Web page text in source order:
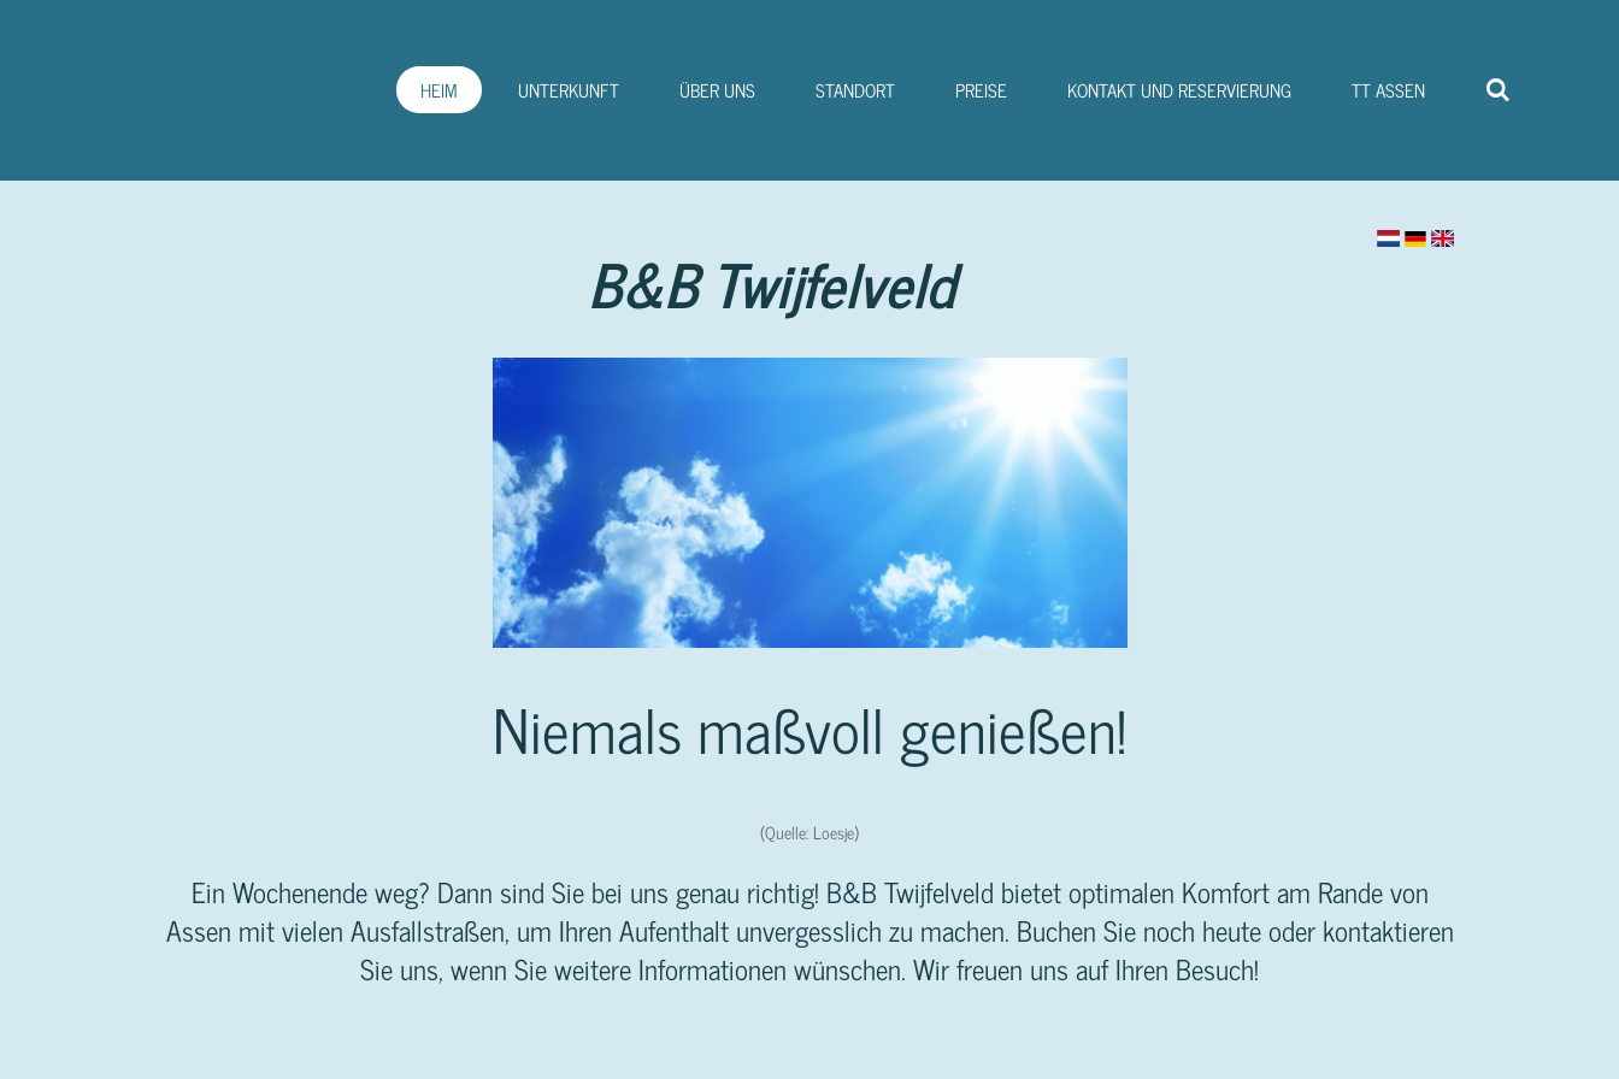
HEIM UNTERKUNFT ÜBER UNS STANDORT PREISE KONTAKT UND RESERVIERUNG TT ASSEN
B&B Twijfelveld
Niemals maßvoll genießen!
(Quelle: Loesje)
Ein Wochenende weg? Dann sind Sie bei uns genau richtig! B&B Twijfelveld bietet optimalen Komfort am Rande von
Assen mit vielen Ausfallstraßen, um Ihren Aufenthalt unvergesslich zu machen. Buchen Sie noch heute oder kontaktieren
Sie uns, wenn Sie weitere Informationen wünschen. Wir freuen uns auf Ihren Besuch!